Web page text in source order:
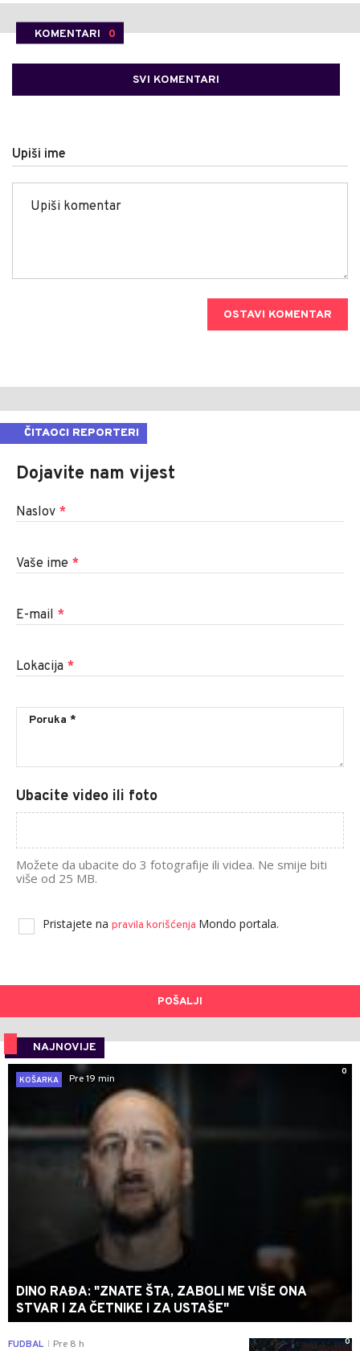
KOMENTARI 0
SVI KOMENTARI
Upiši ime
OSTAVI KOMENTAR
ČITAOCI REPORTERI
Dojavite nam vijest
Naslov *
Vaše ime *
E-mail *
Lokacija *
Ubacite video ili foto
Možete da ubacite do 3 fotografije ili videa. Ne smije biti
više od 25 MB.
Pristajete na pravila korišćenja Mondo portala.
POŠALJI
NAJNOVIJE
0
KOŠARKA
Pre 19 min
DINO RAĐA: "ZNATE ŠTA, ZABOLI ME VIŠE ONA
STVAR I ZA ČETNIKE I ZA USTAŠE"
0
FUDBAL Pre 8 h